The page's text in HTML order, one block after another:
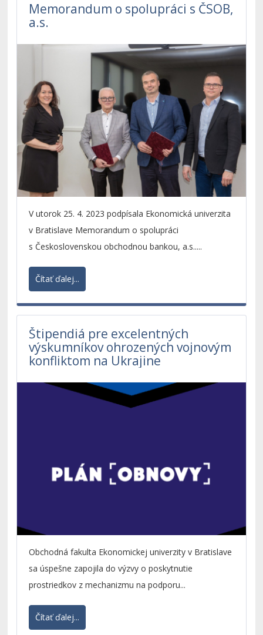
Memorandum o spolupráci s ČSOB,
a.s.
V utorok 25. 4. 2023 podpísala Ekonomická univerzita
v Bratislave Memorandum o spolupráci
s Československou obchodnou bankou, a.s.....
Čítať ďalej...
Štipendiá pre excelentných
výskumníkov ohrozených vojnovým
konfliktom na Ukrajine
Obchodná fakulta Ekonomickej univerzity v Bratislave
sa úspešne zapojila do výzvy o poskytnutie
prostriedkov z mechanizmu na podporu...
Čítať ďalej...